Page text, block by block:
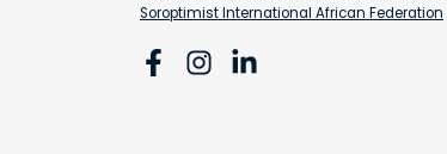
Soroptimist International African Federation